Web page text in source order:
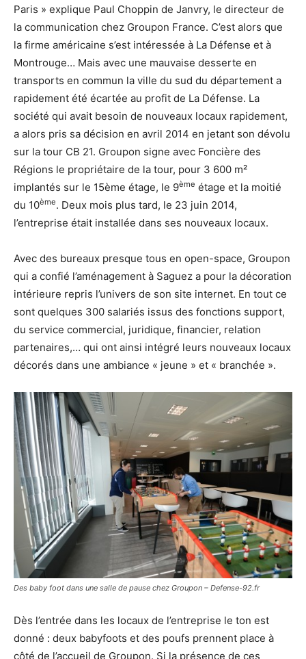
Paris » explique Paul Choppin de Janvry, le directeur de
la communication chez Groupon France. C’est alors que
la firme américaine s’est intéressée à La Défense et à
Montrouge… Mais avec une mauvaise desserte en
transports en commun la ville du sud du département a
rapidement été écartée au profit de La Défense. La
société qui avait besoin de nouveaux locaux rapidement,
a alors pris sa décision en avril 2014 en jetant son dévolu
sur la tour CB 21. Groupon signe avec Foncière des
Régions le propriétaire de la tour, pour 3 600 m²
implantés sur le 15ème étage, le 9ème étage et la moitié
du 10ème. Deux mois plus tard, le 23 juin 2014,
l’entreprise était installée dans ses nouveaux locaux.
Avec des bureaux presque tous en open-space, Groupon
qui a confié l’aménagement à Saguez a pour la décoration
intérieure repris l’univers de son site internet. En tout ce
sont quelques 300 salariés issus des fonctions support,
du service commercial, juridique, financier, relation
partenaires,… qui ont ainsi intégré leurs nouveaux locaux
décorés dans une ambiance « jeune » et « branchée ».
Des baby foot dans une salle de pause chez Groupon – Defense-92.fr
Dès l’entrée dans les locaux de l’entreprise le ton est
donné : deux babyfoots et des poufs prennent place à
côté de l’accueil de Groupon. Si la présence de ces